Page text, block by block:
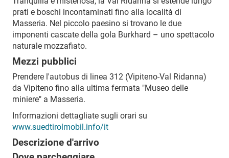
prati e boschi incontaminati fino alla località di
Masseria. Nel piccolo paesino si trovano le due
imponenti cascate della gola Burkhard – uno spettacolo
naturale mozzafiato.
Mezzi pubblici
Prendere l'autobus di linea 312 (Vipiteno-Val Ridanna)
da Vipiteno fino alla ultima fermata "Museo delle
miniere" a Masseria.
Informazioni dettagliate sugli orari su
www.suedtirolmobil.info/it
Descrizione d'arrivo